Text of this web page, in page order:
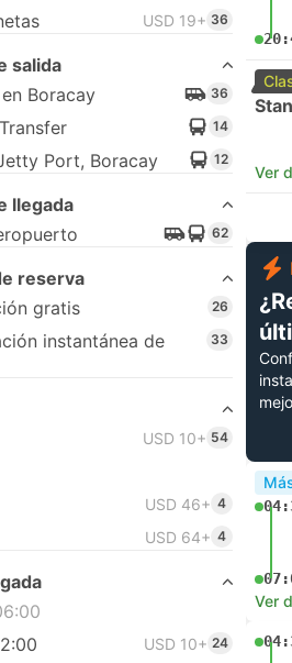
USD 19+ 36
salida
Boracay
36
14
Port, Boracay 12
llegada
62
reserva
gratis
26
instantánea de
33
USD 10+ 54
USD 46+ 4
USD 64+ 4
USD 10+ 24
Ver
Ver